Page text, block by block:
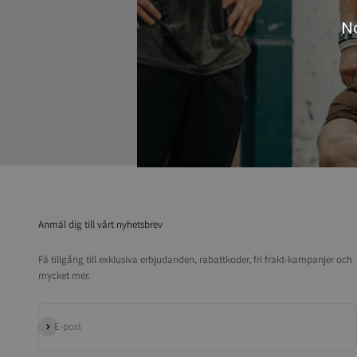
Livechatt vardagar kl. 09–15
Anmäl dig till vårt nyhetsbrev
Få tillgång till exklusiva erbjudanden, rabattkoder, fri frakt-kampanjer och
mycket mer.
E-post
Prenumerera